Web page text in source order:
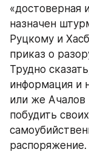
«достоверная
назначен
Руцкому и
приказ о
Трудно
информация и
или же Ачалов
побудить